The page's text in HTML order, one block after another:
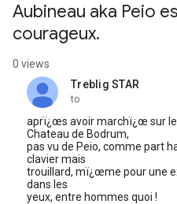
Aubineau aka Peio
courageux.
0 views
Treblig STAR
unread,
to
aprï¿œs avoir marchï¿œ sur
Chateau de Bodrum,
pas vu de Peio, comme part
clavier mais
trouillard, mï¿œme pour une
dans les
yeux, entre hommes quoi !